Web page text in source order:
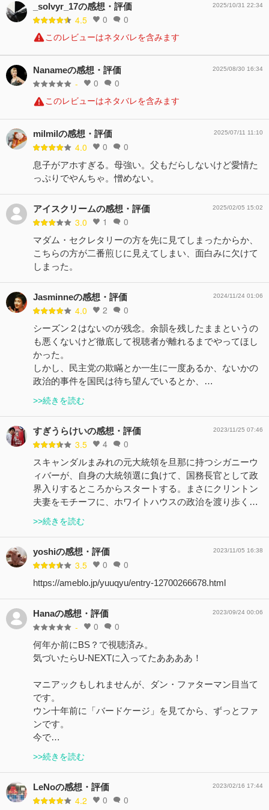
_solvyr_17の感想・評価
4.5 0 0
2025/10/31 22:34
このレビューはネタバレを含みます
Nanameの感想・評価
- 0 0
2025/08/30 16:34
このレビューはネタバレを含みます
milmilの感想・評価
4.0 0 0
2025/07/11 11:10
息子がアホすぎる。母強い。父もだらしないけど愛情た
っぷりでやんちゃ。憎めない。
アイスクリームの感想・評価
3.0 1 0
2025/02/05 15:02
マダム・セクレタリーの方を先に見てしまったからか、
こちらの方が二番煎じに見えてしまい、面白みに欠けて
しまった。
Jasminneの感想・評価
4.0 2 0
2024/11/24 01:06
シーズン２はないのが残念。余韻を残したままというの
も悪くないけど徹底して視聴者が離れるまでやってほし
かった。
しかし、民主党の欺瞞とか一生に一度あるか、ないかの
政治的事件を国民は待ち望んでいるとか、…
>>続きを読む
すぎうらけいの感想・評価
3.5 4 0
2023/11/25 07:46
スキャンダルまみれの元大統領を旦那に持つシガニーウ
ィバーが、自身の大統領選に負けて、国務長官として政
界入りするところからスタートする。まさにクリントン
夫妻をモチーフに、ホワイトハウスの政治を渡り歩く…
>>続きを読む
yoshiの感想・評価
3.5 0 0
2023/11/05 16:38
https://ameblo.jp/yuuqyu/entry-12700266678.html
Hanaの感想・評価
- 0 0
2023/09/24 00:06
何年か前にBS？で視聴済み。
気づいたらU-NEXTに入ってたああああ！
マニアックもしれませんが、ダン・ファターマン目当て
です。
ウン十年前に「バードケージ」を見てから、ずっとファ
ンです。
今で…
>>続きを読む
LeNoの感想・評価
4.2 0 0
2023/02/16 17:44